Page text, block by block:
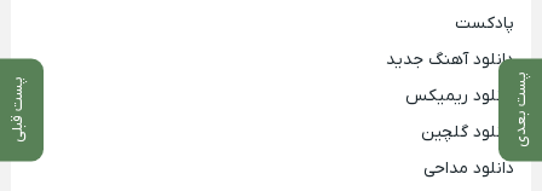
پست بعدی پست قبلی
پادکست
دانلود آهنگ جدید
دانلود ریمیکس
دانلود گلچین
دانلود مداحی